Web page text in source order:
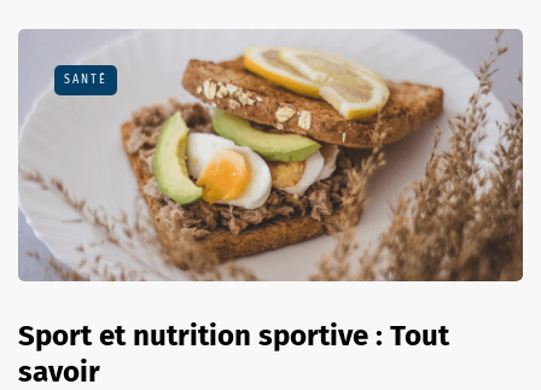
SANTÉ
Sport et nutrition sportive : Tout
savoir